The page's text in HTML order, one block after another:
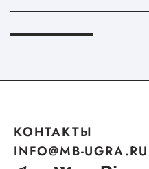
КОНТАКТЫ
INFO@MB-UGRA.RU